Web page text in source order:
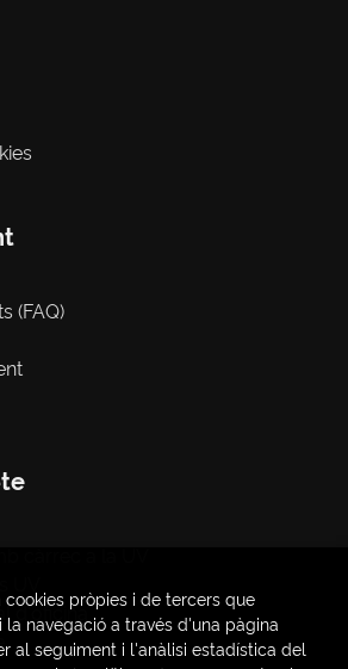
(FAQ)
d'oficina
pròpies i de tercers que
navegació a través d'una pàgina
al seguiment i l'anàlisi estadística del